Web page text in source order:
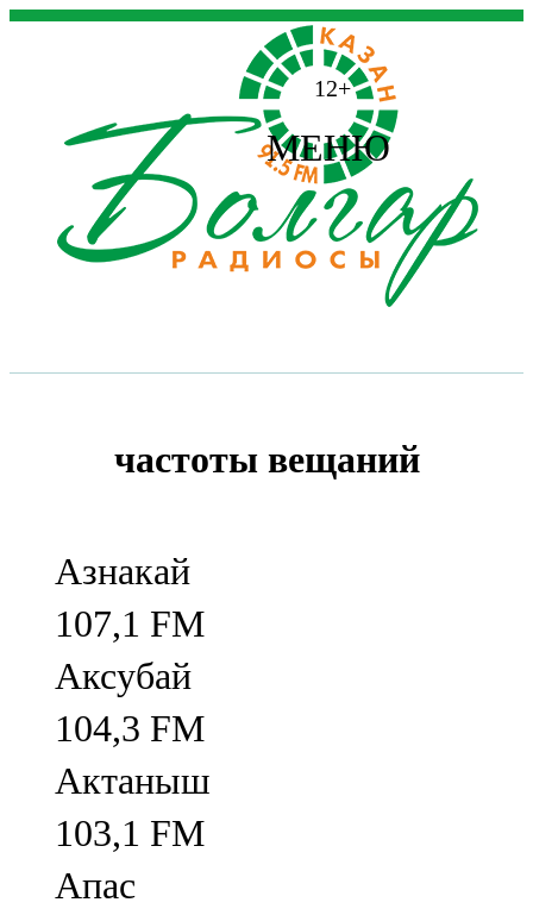
12+
МЕНЮ
частоты вещаний
Азнакай
107,1 FM
Аксубай
104,3 FM
Актаныш
103,1 FM
Апас